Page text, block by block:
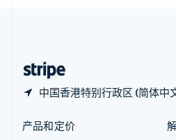
中国香港特别行政区 (简体中
产品和定价